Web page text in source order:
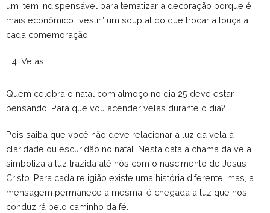
um item indispensável para tematizar a decoração porque é
mais econômico “vestir” um souplat do que trocar a louça a
cada comemoração.
Velas
Quem celebra o natal com almoço no dia 25 deve estar
pensando: Para que vou acender velas durante o dia?
Pois saiba que você não deve relacionar a luz da vela à
claridade ou escuridão no natal. Nesta data a chama da vela
simboliza a luz trazida até nós com o nascimento de Jesus
Cristo. Para cada religião existe uma história diferente, mas, a
mensagem permanece a mesma: é chegada a luz que nos
conduzirá pelo caminho da fé.